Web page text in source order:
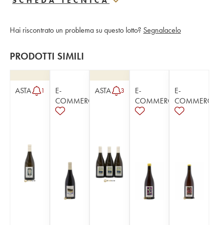
Hai riscontrato un problema su questo lotto? Segnalacelo
PRODOTTI SIMILI
ASTA 1
E-
COMMERCE
ASTA 3
E-
COMMERCE
E-
COMMERCE